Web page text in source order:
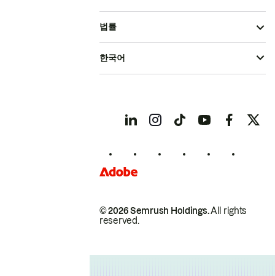
© 2026 Semrush Holdings.All rights
reserved.
법률
한국어